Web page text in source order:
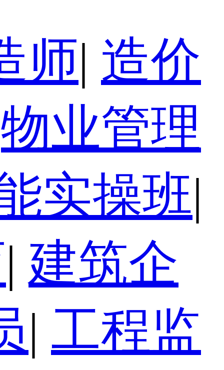
师| 造价
物业管理
实操班|
| 建筑企
| 工程监